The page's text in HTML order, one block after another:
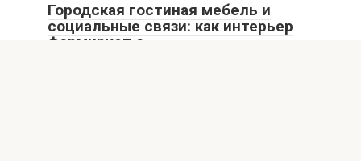
Городская гостиная мебель и
социальные связи: как интерьер
формирует о